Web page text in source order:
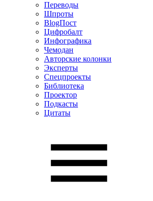
Переводы
Шпроты
BlogПост
Цифробалт
Инфографика
Чемодан
Авторские колонки
Эксперты
Спецпроекты
Библиотека
Проектор
Подкасты
Цитаты